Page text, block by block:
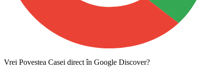
Vrei Povestea Casei direct în Google Discover?